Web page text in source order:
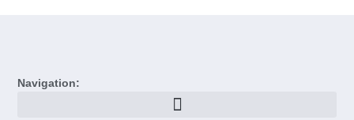
Navigation: